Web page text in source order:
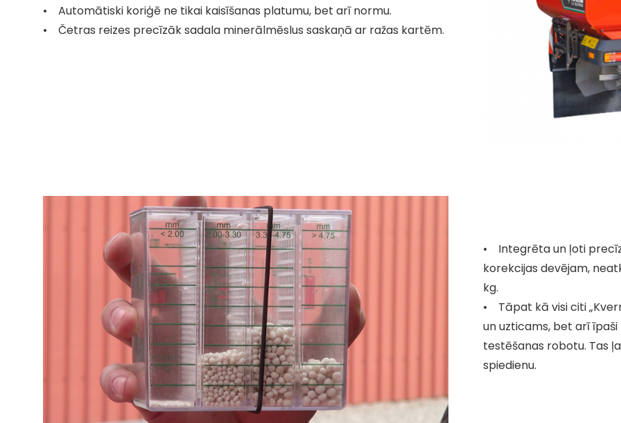
• Automātiski koriģē ne tikai kaisīšanas platumu, bet arī normu.
• Četras reizes precīzāk sadala minerālmēslus saskaņā ar ražas kartēm.
• Integrēta un ļoti
korekcijas devējam,
kg.
• Tāpat kā visi citi
un uzticams, bet arī
testēšanas robotu. Tas
spiedienu.